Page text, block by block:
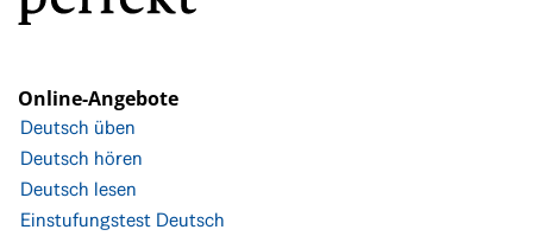
Online-Angebote
Deutsch üben
Deutsch hören
Deutsch lesen
Einstufungstest Deutsch